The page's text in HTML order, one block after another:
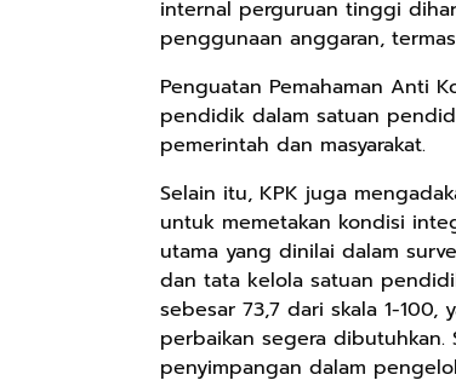
internal perguruan tinggi
penggunaan anggaran,
Penguatan Pemahaman Anti
pendidik dalam satuan
pemerintah dan masyarakat.
Selain itu, KPK juga
untuk memetakan kondisi
utama yang dinilai dalam
dan tata kelola satuan
sebesar 73,7 dari skala 1-
perbaikan segera dibutuhkan.
penyimpangan dalam